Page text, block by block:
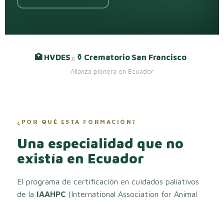
🏥 HVDES× ⚱️ Crematorio San Francisco·
Alianza pionera en Ecuador
¿POR QUÉ ESTA FORMACIÓN?
Una especialidad que no
existía en Ecuador
El programa de certificación en cuidados paliativos
de la IAAHPC (International Association for Animal